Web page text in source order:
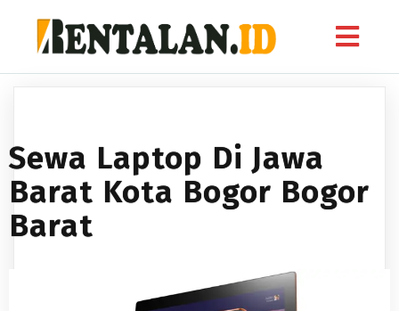
Sewa Laptop Di Jawa
Barat Kota Bogor Bogor
Barat